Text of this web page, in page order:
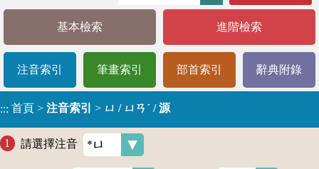
基本檢索 進階檢索
注音索引 筆畫索引 部首索引 辭典附錄
::: 首頁 > 注音索引 > ㄩ / ㄩㄢˊ / 源
請選擇注音